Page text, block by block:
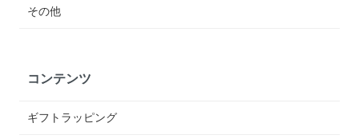
その他
コンテンツ
ギフトラッピング